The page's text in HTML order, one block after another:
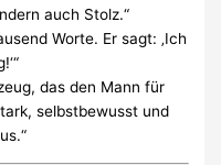
auch Stolz.“
Worte. Er sagt: ‚Ich
das den Mann für
selbstbewusst und